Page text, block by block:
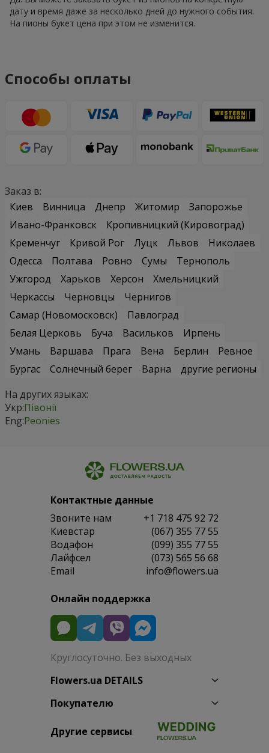
дату и время даже за несколько дней до нужного события.
На пионы букет цена при этом не изменится.
Способы оплаты
Заказ в:
Киев
Винница Днепр Житомир
Запорожье
Ивано-Франковск
Кропивницкий (Кировоград)
Кременчуг
Кривой Рог Луцк Львов
Николаев
Одесса
Полтава Ровно Сумы
Тернополь
Ужгород
Харьков Херсон
Хмельницкий
Черкассы
Черновцы
Чернигов
Самар (Новомосковск)
Павлоград
Белая Церковь
Буча Васильков
Ирпень
Умань
Варшава Прага Вена Берлин
Ревное
Бургас
Солнечный берег Варна
другие регионы
На других языках:
Укр:Півонії
Eng:Peonies
Контактные данные
Звоните нам
+1 718 475 92 72
Киевстар
(067) 355 77 55
Водафон
(099) 355 77 55
Лайфсел
(073) 565 56 68
Email
info@flowers.ua
Онлайн поддержка
Круглосуточно. Без выходных
Flowers.ua DETAILS
Покупателю
Другие сервисы